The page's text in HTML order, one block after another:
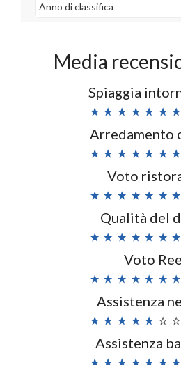
Anno di classifica
Media
Spiaggia
Arredamento
Voto
Qualità del
Voto
Assistenza
Assistenza